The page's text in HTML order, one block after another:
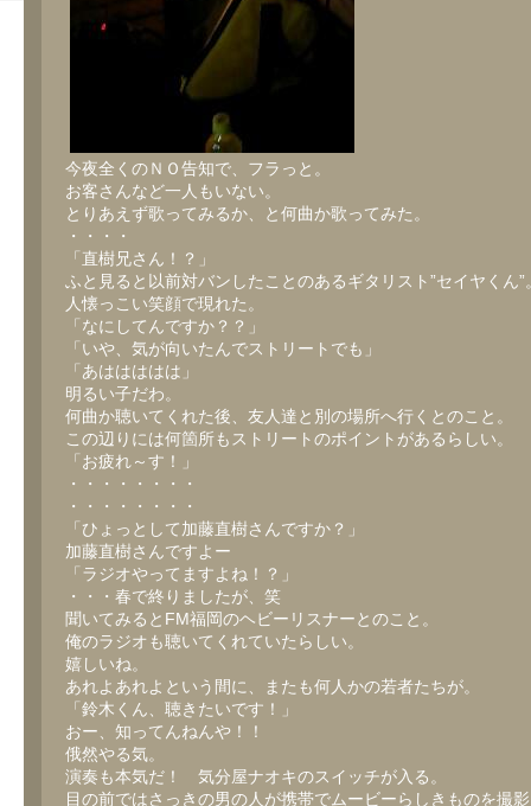
今夜全くのＮＯ告知で、フラっと。
お客さんなど一人もいない。
とりあえず歌ってみるか、と何曲か歌ってみた。
・・・・
「直樹兄さん！？」
ふと見ると以前対バンしたことのあるギタリスト”セイヤくん”
人懐っこい笑顔で現れた。
「なにしてんですか？？」
「いや、気が向いたんでストリートでも」
「あははははは」
明るい子だわ。
何曲か聴いてくれた後、友人達と別の場所へ行くとのこと。
この辺りには何箇所もストリートのポイントがあるらしい。
「お疲れ～す！」
・・・・・・・・
・・・・・・・・
「ひょっとして加藤直樹さんですか？」
加藤直樹さんですよー
「ラジオやってますよね！？」
・・・春で終りましたが、笑
聞いてみるとFM福岡のヘビーリスナーとのこと。
俺のラジオも聴いてくれていたらしい。
嬉しいね。
あれよあれよという間に、またも何人かの若者たちが。
「鈴木くん、聴きたいです！」
おー、知ってんねんや！！
俄然やる気。
演奏も本気だ！ 気分屋ナオキのスイッチが入る。
目の前ではさっきの男の人が携帯でムービーらしきものを撮